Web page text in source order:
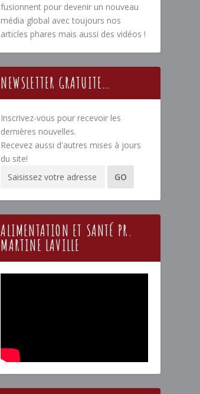
fusionnent pour devenir un nouveau
média global avec toujours nos
articles phares mais aussi des vidéos !
NEWSLETTER GRATUITE…
Inscrivez-vous pour recevoir les
dernières nouvelles.
Recevez aussi d'autres mises à jours
du site!
ALIMENTATION ET SANTÉ PR.
MARTINE LAVILLE